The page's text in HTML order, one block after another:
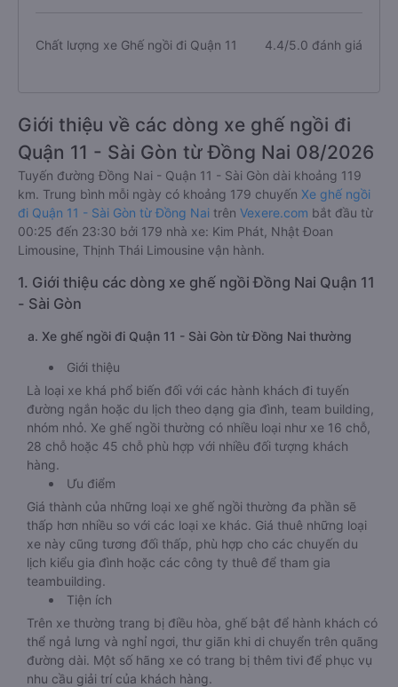
Chất lượng xe Ghế ngồi đi Quận 11 4.4/5.0 đánh giá
Giới thiệu về các dòng xe ghế ngồi đi
Quận 11 - Sài Gòn từ Đồng Nai 08/2026
Tuyến đường Đồng Nai - Quận 11 - Sài Gòn dài khoảng 119
km. Trung bình mỗi ngày có khoảng 179 chuyến Xe ghế ngồi
đi Quận 11 - Sài Gòn từ Đồng Nai trên Vexere.com bắt đầu từ
00:25 đến 23:30 bởi 179 nhà xe: Kim Phát, Nhật Đoan
Limousine, Thịnh Thái Limousine vận hành.
1. Giới thiệu các dòng xe ghế ngồi Đồng Nai Quận 11
- Sài Gòn
a. Xe ghế ngồi đi Quận 11 - Sài Gòn từ Đồng Nai thường
Giới thiệu
Là loại xe khá phổ biến đối với các hành khách đi tuyến
đường ngắn hoặc du lịch theo dạng gia đình, team building,
nhóm nhỏ. Xe ghế ngồi thường có nhiều loại như xe 16 chỗ,
28 chỗ hoặc 45 chỗ phù hợp với nhiều đối tượng khách
hàng.
Ưu điểm
Giá thành của những loại xe ghế ngồi thường đa phần sẽ
thấp hơn nhiều so với các loại xe khác. Giá thuê những loại
xe này cũng tương đối thấp, phù hợp cho các chuyến du
lịch kiểu gia đình hoặc các công ty thuê để tham gia
teambuilding.
Tiện ích
Trên xe thường trang bị điều hòa, ghế bật để hành khách có
thể ngả lưng và nghỉ ngơi, thư giãn khi di chuyển trên quãng
đường dài. Một số hãng xe có trang bị thêm tivi để phục vụ
nhu cầu giải trí của khách hàng.